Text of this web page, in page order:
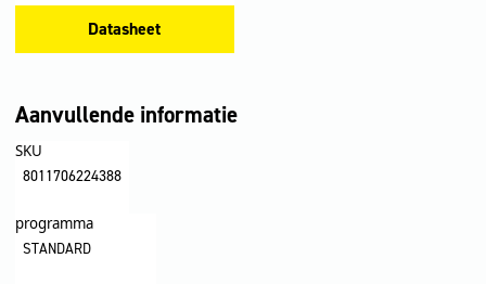
Datasheet
Aanvullende informatie
SKU
8011706224388
programma
STANDARD